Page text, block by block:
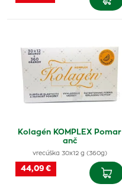
Kolagén KOMPLEX Pomar
anč
vrecúška 30x12 g (360g)
44,09 €